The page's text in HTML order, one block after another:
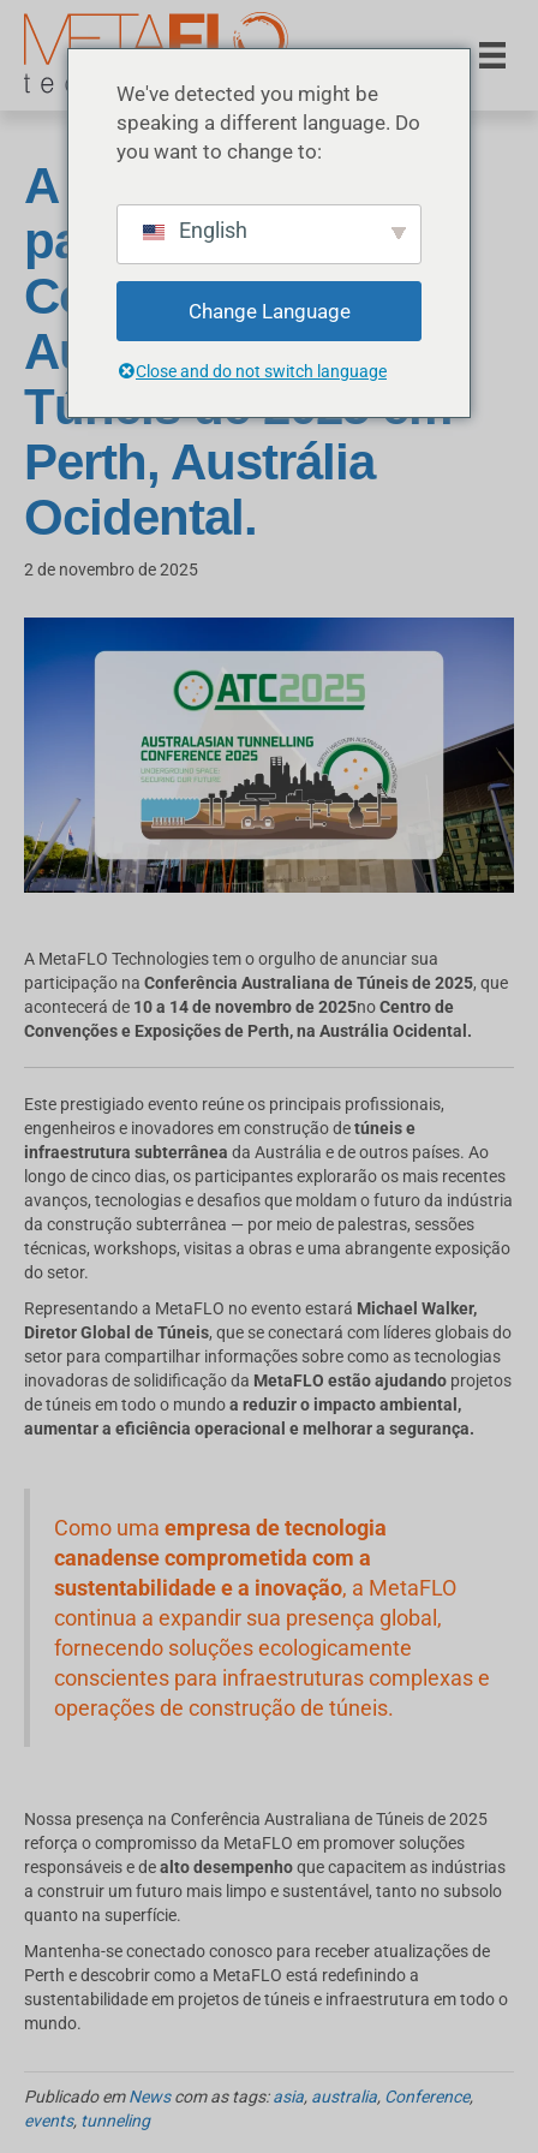
A MetaFLO
participará da
Conferência
Australiana de
Túneis de 2025 em
Perth, Austrália
Ocidental.
2 de novembro de 2025
A MetaFLO Technologies tem o orgulho de anunciar sua
participação na Conferência Australiana de Túneis de 2025, que
acontecerá de 10 a 14 de novembro de 2025noCentro de
Convenções e Exposições de Perth, na Austrália Ocidental.
Este prestigiado evento reúne os principais profissionais,
engenheiros e inovadores em construção detúneis e
infraestrutura subterrânea da Austrália e de outros países. Ao
longo de cinco dias, os participantes explorarão os mais recentes
avanços, tecnologias e desafios que moldam o futuro da indústria
da construção subterrânea — por meio de palestras, sessões
técnicas, workshops, visitas a obras e uma abrangente exposição
do setor.
Representando a MetaFLO no evento estará Michael Walker,
Diretor Global de Túneis, que se conectará com líderes globais do
setor para compartilhar informações sobre como as tecnologias
inovadoras de solidificação da MetaFLO estão ajudando projetos
de túneis em todo o mundoa reduzir o impacto ambiental,
aumentar a eficiência operacional e melhorar a segurança.
Como uma empresa de tecnologia
canadense comprometida com a
sustentabilidade e a inovação, a MetaFLO
continua a expandir sua presença global,
fornecendo soluções ecologicamente
conscientes para infraestruturas complexas e
operações de construção de túneis.
Nossa presença na Conferência Australiana de Túneis de 2025
reforça o compromisso da MetaFLO em promover soluções
responsáveis ​​e dealto desempenhoque capacitem as indústrias
a construir um futuro mais limpo e sustentável, tanto no subsolo
quanto na superfície.
Mantenha-se conectado conosco para receber atualizações de
Perth e descobrir como a MetaFLO está redefinindo a
sustentabilidade em projetos de túneis e infraestrutura em todo o
mundo.
Publicado emNewscom as tags:asia, australia, Conference,
events, tunneling
We've detected you might be
speaking a different language. Do
you want to change to:
English
Change Language
Close and do not switch language